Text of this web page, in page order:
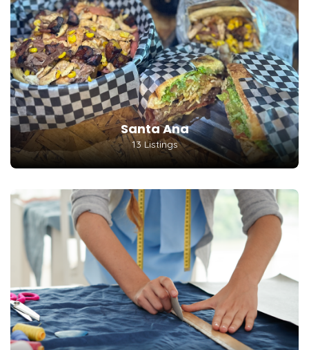
Santa Ana
13 Listings